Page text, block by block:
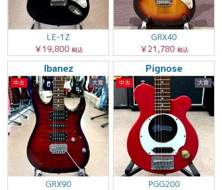
LE-1Z
￥19,800 税込
GRX40
￥21,780 税込
Ibanez
中古 大宮
GRX90
Pignose
中古 大宮
PGG200